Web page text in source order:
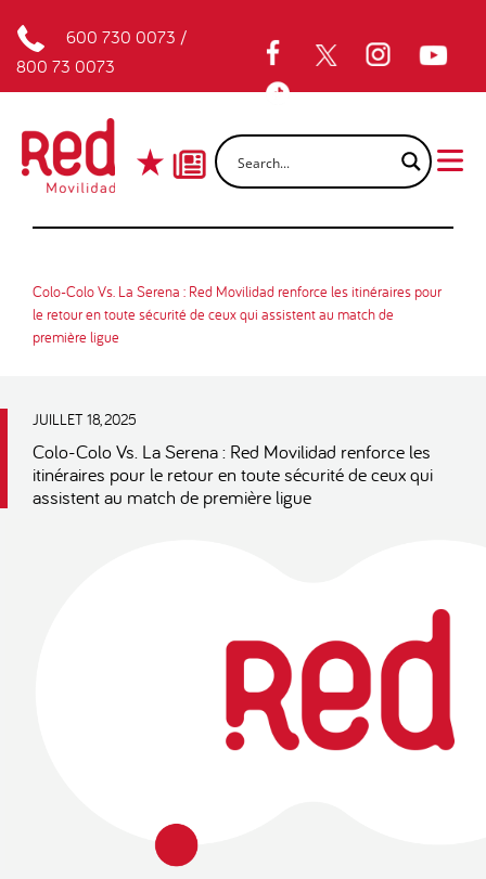
600 730 0073 /
800 73 0073
Colo-Colo Vs. La Serena : Red Movilidad renforce les itinéraires pour
le retour en toute sécurité de ceux qui assistent au match de
première ligue
JUILLET 18, 2025
Colo-Colo Vs. La Serena : Red Movilidad renforce les
itinéraires pour le retour en toute sécurité de ceux qui
assistent au match de première ligue